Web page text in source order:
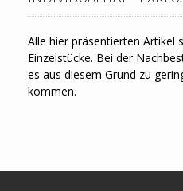
Alle hier präsentierten Artikel
Einzelstücke. Bei der
es aus diesem Grund zu
kommen.